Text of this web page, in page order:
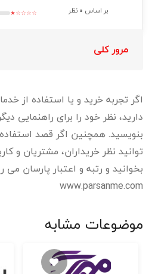
بر اساس 0 نظر
★☆☆☆☆
مرور کلی
اگر تجربه خرید و یا استفاده از
دارید، نظر خود را برای راهنمایی
بنویسید. همچنین اگر قصد
توانید نظر خریداران، مشتریان و
بخوانید و رتبه و اعتبار پارسان می
www.parsanme.com
موضوعات مشابه